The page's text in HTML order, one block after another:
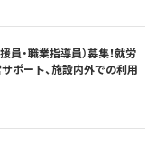
員・職業指導員）募集！就労
ポート、施設内外での利用